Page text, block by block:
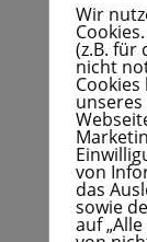
Aufgrund
innerhalb
September
reduzieren.
Unser
von 9.30
Wir
(z.B. für
nicht
von
das
sowie
auf